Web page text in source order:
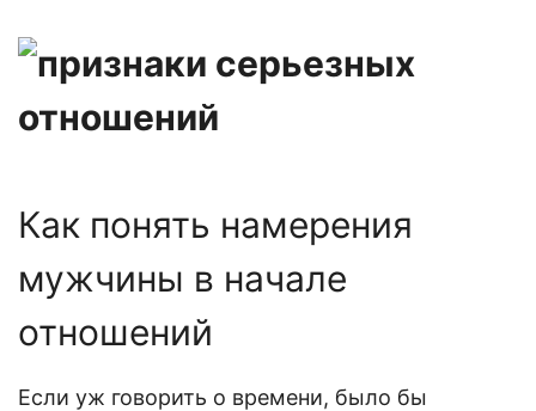
Как понять намерения
мужчины в начале
отношений
Если уж говорить о времени, было бы